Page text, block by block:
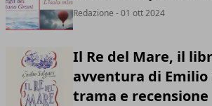
Redazione - 01 ott 2024
Il Re del Mare, il
avventura di Emilio
trama e recensione